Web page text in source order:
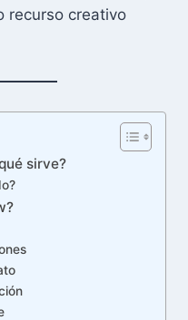
recurso creativo
sirve?